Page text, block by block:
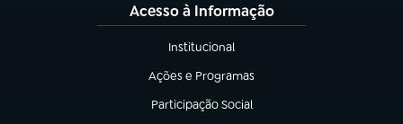
Acesso à Informação
Institucional
(abre em nova aba)
Ações e Programas
(abre em nova aba)
Participação Social
(abre em nova aba)